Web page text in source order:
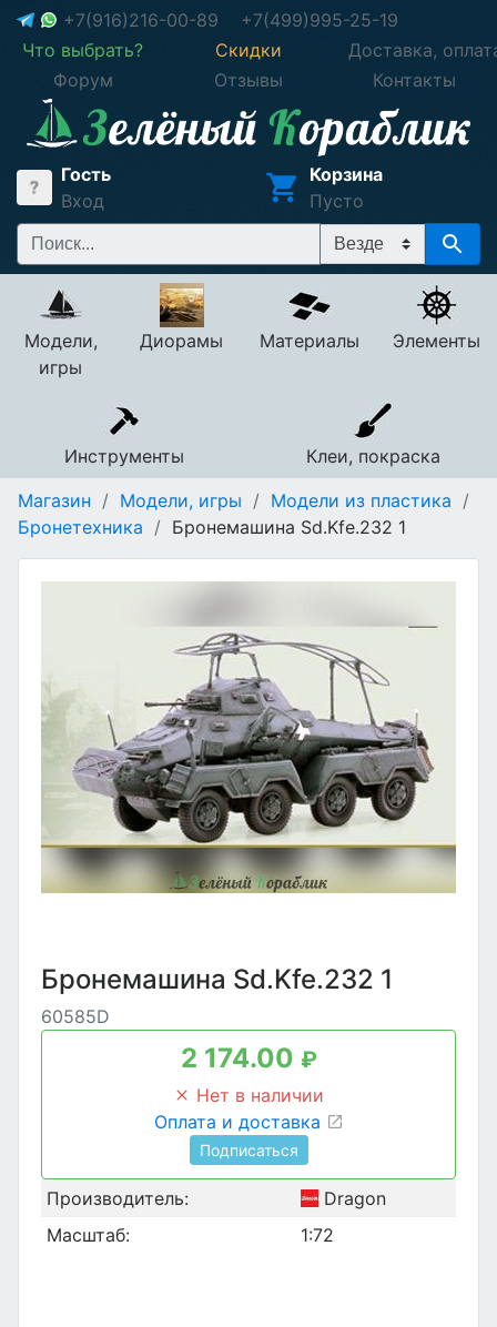
+7(916)216-00-89
+7(499)995-25-19
Что выбрать?
Скидки
Доставка,
Форум
Отзывы Контакты
Гость
Вход
Корзина
Пусто
Модели,
игры
Диорамы Материалы Элементы
Инструменты
Клеи, покраска
Магазин / Модели, игры / Модели из пластика /
Бронетехника / Бронемашина Sd.Kfe.232 1
Бронемашина Sd.Kfe.232 1
60585D
2 174.00 ₽
Нет в наличии
Оплата и доставка
Подписаться
Производитель:
Dragon
Масштаб:
1:72